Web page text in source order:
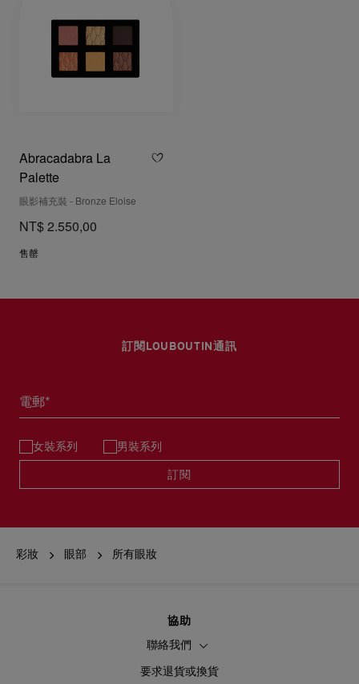
Abracadabra La
Palette
眼影補充裝 - Bronze Eloise
NT$ 2.550,00
售罄
訂閱LOUBOUTIN通訊
電郵*
女裝系列 男裝系列
訂閱
彩妝 眼部 所有眼妝
協助
聯絡我們
要求退貨或換貨